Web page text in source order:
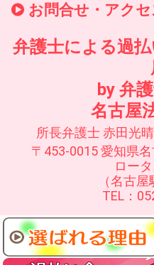
お問合せ・アクセ
弁護士による過
by 弁
名古屋
所長弁護士 赤田光
〒453-0015 愛知県
ロー
（名古屋
TEL：